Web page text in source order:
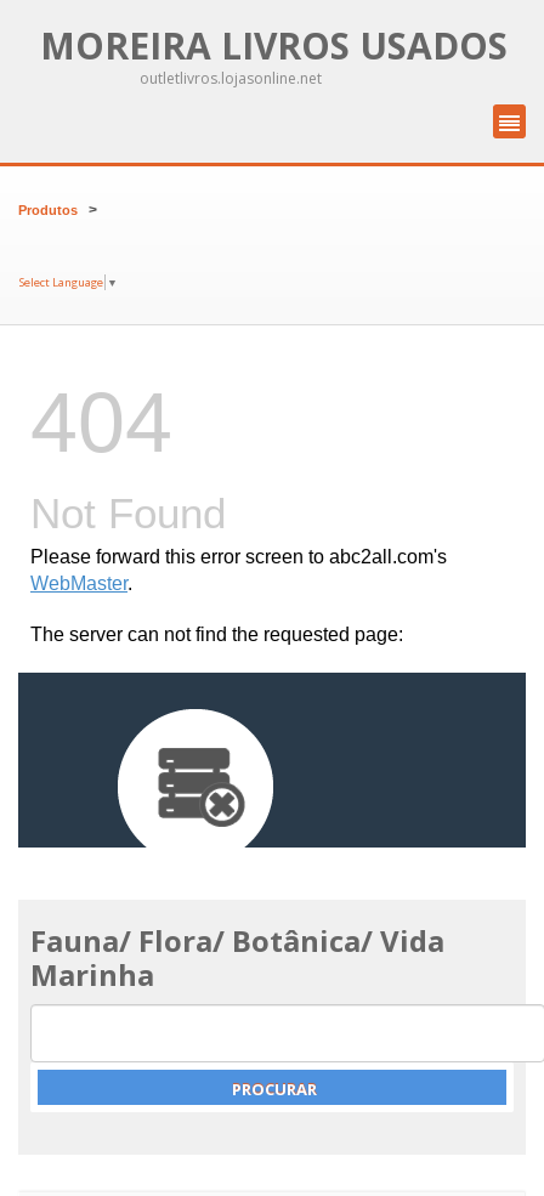
MOREIRA LIVROS USADOS
outletlivros.lojasonline.net
Produtos >
Select Language ▼
Fauna/ Flora/ Botânica/ Vida
Marinha